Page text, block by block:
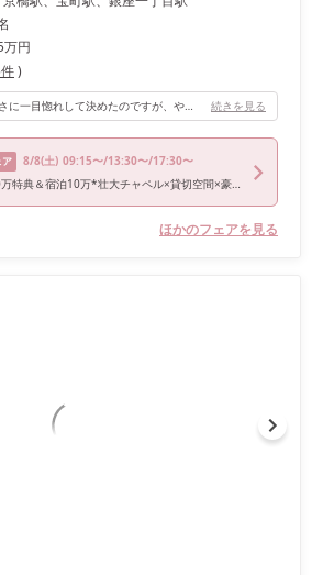
万円
件)
バージンロードの可愛さに一目惚れして決めたのですが、やはりベールダウンや歩く姿、 後ろ姿などどの写真を見ても、 お花がガラスの下で咲くバージンロードは、 写真に映えました。 とくにドレス姿の自分が、 そのバージンロードに反射する写真はとても気に入りました。 天井も高く、シャンデリアも素敵で、 晴れの日なら自然光もたくさん入ってとても綺麗だと思います。 続きを見る
ア 8/8(土) 09:15〜/13:30〜/17:30〜
当日◎150万特典＆宿泊10万*壮大チャペル×貸切空間×豪華試食
ほかのフェアを見る